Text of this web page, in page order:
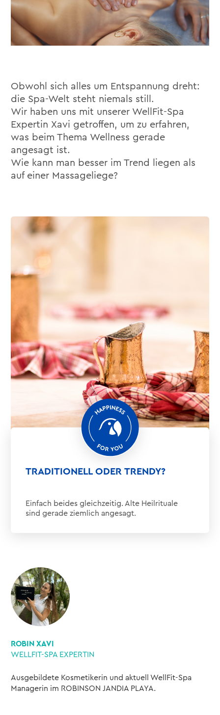
Obwohl sich alles um Entspannung dreht:
die Spa-Welt steht niemals still.
Wir haben uns mit unserer WellFit-Spa
Expertin Xavi getroffen, um zu erfahren,
was beim Thema Wellness gerade
angesagt ist.
Wie kann man besser im Trend liegen als
auf einer Massageliege?
TRADITIONELL ODER TRENDY?
Einfach beides gleichzeitig. Alte Heilrituale
sind gerade ziemlich angesagt.
ROBIN XAVI
WELLFIT-SPA EXPERTIN
Ausgebildete Kosmetikerin und aktuell WellFit-Spa
Managerin im ROBINSON JANDIA PLAYA.